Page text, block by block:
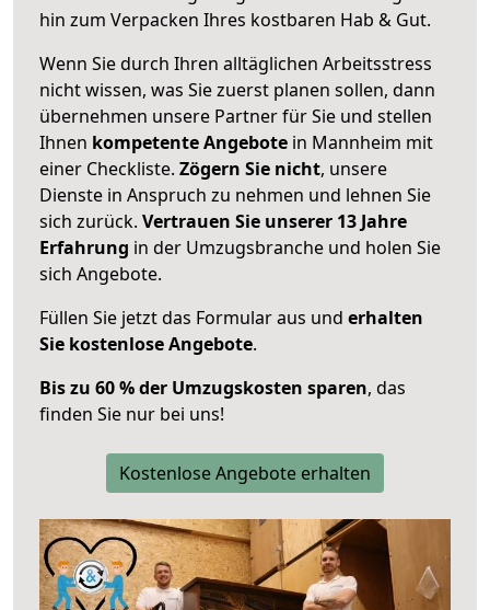
hin zum Verpacken Ihres kostbaren Hab & Gut.
Wenn Sie durch Ihren alltäglichen Arbeitsstress
nicht wissen, was Sie zuerst planen sollen, dann
übernehmen unsere Partner für Sie und stellen
Ihnen kompetente Angebote in Mannheim mit
einer Checkliste. Zögern Sie nicht, unsere
Dienste in Anspruch zu nehmen und lehnen Sie
sich zurück. Vertrauen Sie unserer 13 Jahre
Erfahrung in der Umzugsbranche und holen Sie
sich Angebote.
Füllen Sie jetzt das Formular aus und erhalten
Sie kostenlose Angebote.
Bis zu 60 % der Umzugskosten sparen, das
finden Sie nur bei uns!
Kostenlose Angebote erhalten